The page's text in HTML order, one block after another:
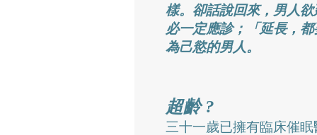
樣。卻話說回來，男人
必一定應診；「延長，
為己慾的男人。
超齡 ?
三十一歲已擁有臨床催